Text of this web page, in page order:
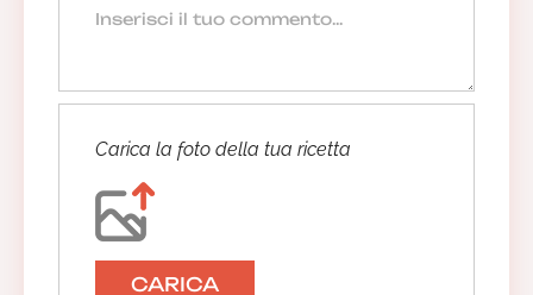
Carica la foto della tua ricetta
CARICA